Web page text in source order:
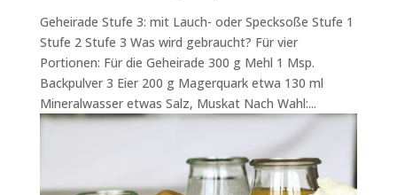
Geheirade Stufe 3: mit Lauch- oder Specksoße Stufe 1
Stufe 2 Stufe 3 Was wird gebraucht? Für vier
Portionen: Für die Geheirade 300 g Mehl 1 Msp.
Backpulver 3 Eier 200 g Magerquark etwa 130 ml
Mineralwasser etwas Salz, Muskat Nach Wahl:...